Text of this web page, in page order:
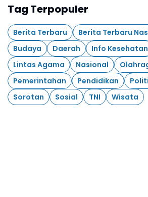
Tag Terpopuler
Berita Terbaru Berita Terbaru
Budaya
Daerah Info Kesehatan
Lintas Agama
Nasional
Pemerintahan
Pendidikan
Sorotan
Sosial TNI Wisata